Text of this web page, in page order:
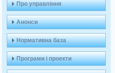
Про управління
Анонси
Нормативна база
Програми і проекти